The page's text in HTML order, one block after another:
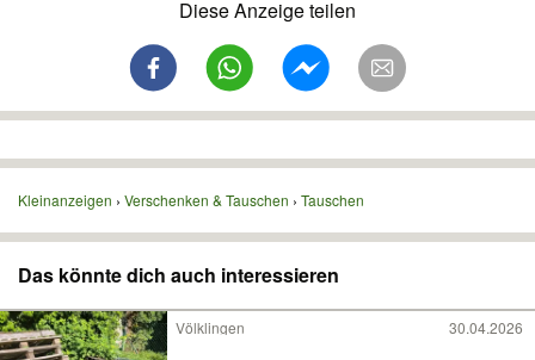
Diese Anzeige teilen
Kleinanzeigen Verschenken & Tauschen Tauschen
Das könnte dich auch interessieren
Völklingen 30.04.2026